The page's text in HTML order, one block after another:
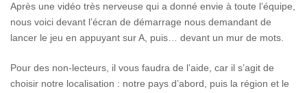
Après une vidéo très nerveuse qui a donné envie à toute l’équipe,
nous voici devant l’écran de démarrage nous demandant de
lancer le jeu en appuyant sur A, puis… devant un mur de mots.
Pour des non-lecteurs, il vous faudra de l’aide, car il s’agit de
choisir notre localisation : notre pays d’abord, puis la région et le